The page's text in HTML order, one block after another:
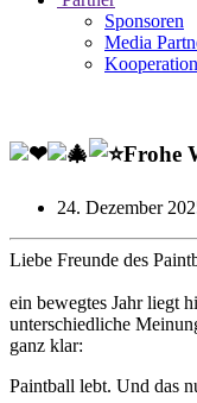
Sponsoren
Media
Frohe
24. Dezember
Liebe Freunde des
ein bewegtes Jahr liegt
unterschiedliche
ganz klar:
Paintball lebt. Und das